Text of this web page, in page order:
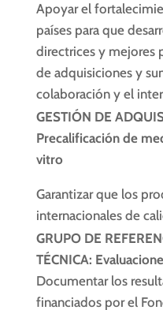
Apoyar el
países para que
directrices y mejores
de adquisiciones y
colaboración y el
GESTIÓN DE
Precalificación de
vitro
Garantizar que los
internacionales de
GRUPO DE
TÉCNICA:
Documentar los
financiados por el